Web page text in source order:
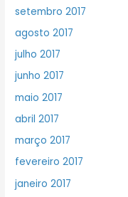
setembro 2017
agosto 2017
julho 2017
junho 2017
maio 2017
abril 2017
março 2017
fevereiro 2017
janeiro 2017